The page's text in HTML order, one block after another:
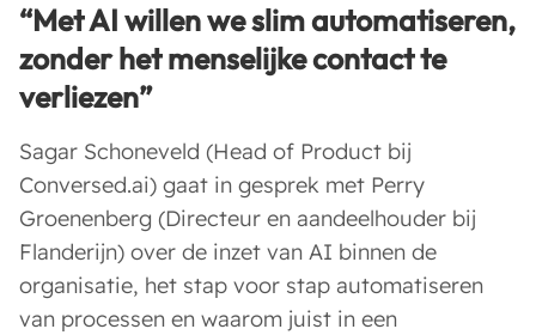
“Met AI willen we slim automatiseren,
zonder het menselijke contact te
verliezen”
Sagar Schoneveld (Head of Product bij
Conversed.ai) gaat in gesprek met Perry
Groenenberg (Directeur en aandeelhouder bij
Flanderijn) over de inzet van AI binnen de
organisatie, het stap voor stap automatiseren
van processen en waarom juist in een